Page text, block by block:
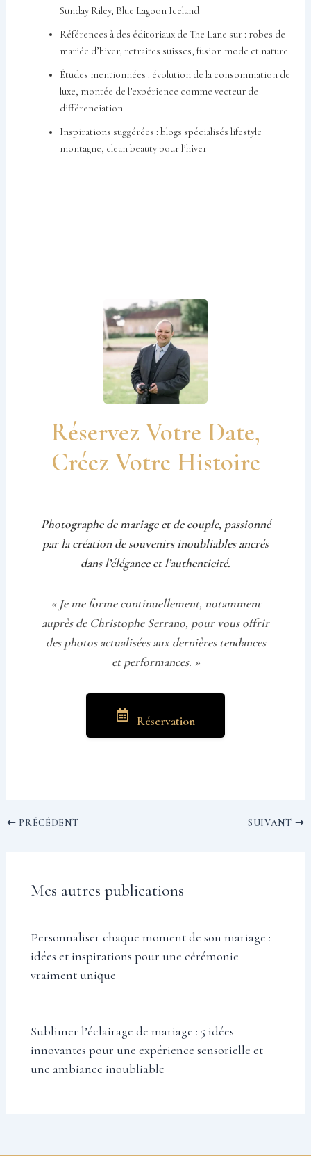
Sunday Riley, Blue Lagoon Iceland
Références à des éditoriaux de The Lane sur : robes de
mariée d’hiver, retraites suisses, fusion mode et nature
Études mentionnées : évolution de la consommation de
luxe, montée de l’expérience comme vecteur de
différenciation
Inspirations suggérées : blogs spécialisés lifestyle
montagne, clean beauty pour l’hiver
Réservez Votre Date,
Créez Votre Histoire
Photographe de mariage et de couple, passionné
par la création de souvenirs inoubliables ancrés
dans l’élégance et l’authenticité.
« Je me forme continuellement, notamment
auprès de Christophe Serrano, pour vous offrir
des photos actualisées aux dernières tendances
et performances. »
Réservation
PRÉCÉDENT SUIVANT
Mes autres publications
Personnaliser chaque moment de son mariage :
idées et inspirations pour une cérémonie
vraiment unique
Sublimer l’éclairage de mariage : 5 idées
innovantes pour une expérience sensorielle et
une ambiance inoubliable